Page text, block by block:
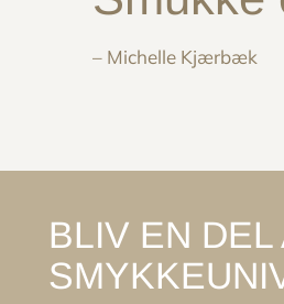
– Michelle Kjærbæk
BLIV EN DEL